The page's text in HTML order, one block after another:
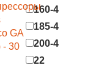
GA
- 30
160-4
185-4
200-4
22